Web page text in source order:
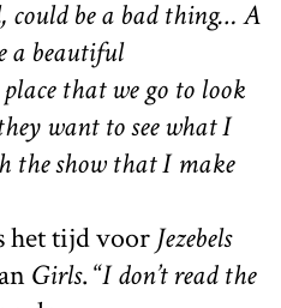
could be a bad thing… A
a beautiful
that we go to look
want to see what I
the show that I make
het tijd voor Jezebels
Girls. “I don’t read the